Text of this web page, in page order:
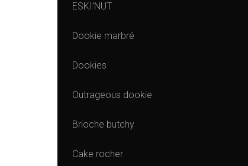
ESKI’NUT
Dookie marbré
Dookies
Outrageous dookie
Brioche butchy
Cake rocher